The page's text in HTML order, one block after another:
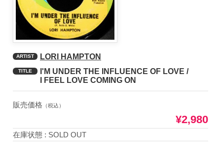
ARTIST LORI HAMPTON
TITLE
I'M UNDER THE INFLUENCE OF LOVE /
I FEEL LOVE COMING ON
販売価格 （税込）
¥2,980
在庫状態 : SOLD OUT